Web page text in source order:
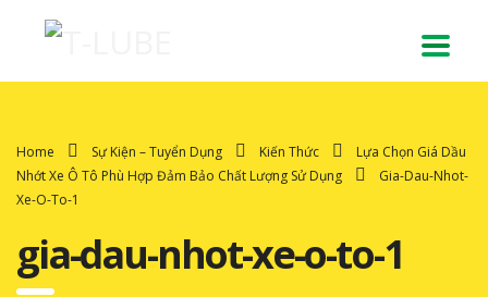
Home Sự Kiện – Tuyển Dụng Kiến Thức
Lựa Chọn Giá Dầu
Nhớt Xe Ô Tô Phù Hợp Đảm Bảo Chất Lượng Sử Dụng
Gia-Dau-Nhot-
Xe-O-To-1
gia-dau-nhot-xe-o-to-1